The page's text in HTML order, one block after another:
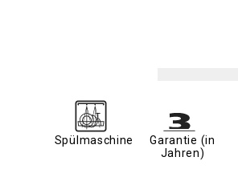
Spülmaschine
Garantie (in
Jahren)